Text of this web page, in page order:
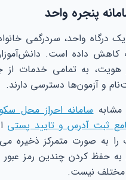
پنجره واحد
یک درگاه واحد، سردرگمی
کاهش داده است.
هویت، به تمامی خدمات از
و آزمون‌ها دسترسی دارند.
مشابهسامانه احراز محل
ثبت آدرس و تایید پستی
را به صورت متمرکز ذخیره
به حفظ کردن چندین رمز عبور
نیست.